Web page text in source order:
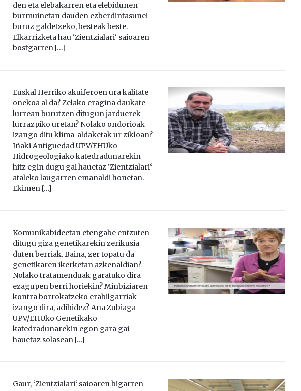
den eta elebakarren eta elebidunen
burmuinetan dauden ezberdintasunei
buruz galdetzeko, besteak beste.
Elkarrizketa hau ‘Zientzialari‘ saioaren
bostgarren […]
Euskal Herriko akuiferoen ura kalitate
onekoa al da? Zelako eragina daukate
lurrean burutzen ditugun jarduerek
lurrazpiko uretan? Nolako ondorioak
izango ditu klima-aldaketak ur zikloan?
Iñaki Antiguedad UPV/EHUko
Hidrogeologiako katedradunarekin
hitz egin dugu gai hauetaz ‘Zientzialari‘
ataleko laugarren emanaldi honetan.
Ekimen […]
Komunikabideetan etengabe entzuten
ditugu giza genetikarekin zerikusia
duten berriak. Baina, zer topatu da
genetikaren ikerketan azkenaldian?
Nolako tratamenduak garatuko dira
ezagupen berri horiekin? Minbiziaren
kontra borrokatzeko erabilgarriak
izango dira, adibidez? Ana Zubiaga
UPV/EHUko Genetikako
katedradunarekin egon gara gai
hauetaz solasean […]
Gaur, ‘Zientzialari‘ saioaren bigarren